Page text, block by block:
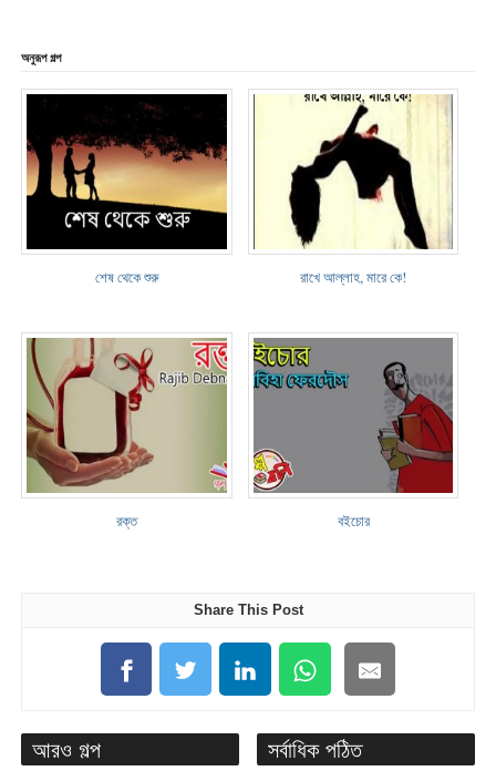
অনুরূপ গল্প
শেষ থেকে শুরু রাখে আল্লাহ, মারে কে!
রক্ত বইচোর
Share This Post
আরও গল্প সর্বাধিক পঠিত